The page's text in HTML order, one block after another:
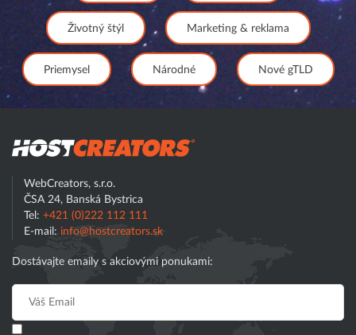
Životný štýl Marketing & reklama
Priemysel Národné Nové gTLD
WebCreators, s.r.o.
ČSA 24, Banská Bystrica
Tel: +421 (0)222 112 111
E-mail: info@hostcreators.sk
Dostávajte emaily s akciovými ponukami: